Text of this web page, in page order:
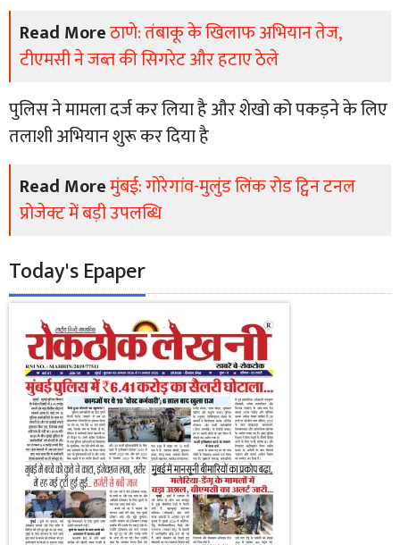
Read Moreठाणे: तंबाकू के खिलाफ अभियान तेज,
टीएमसी ने जब्त की सिगरेट और हटाए ठेले
पुलिस ने मामला दर्ज कर लिया है और शेखो को पकड़ने के लिए
तलाशी अभियान शुरू कर दिया है
Read Moreमुंबई: गोरेगांव-मुलुंड लिंक रोड ट्विन टनल
प्रोजेक्ट में बड़ी उपलब्धि
Today's Epaper